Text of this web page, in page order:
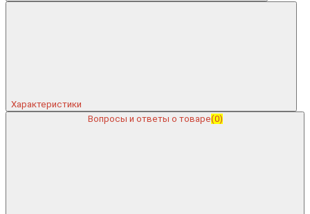
Характеристики
Вопросы и ответы о товаре(0)